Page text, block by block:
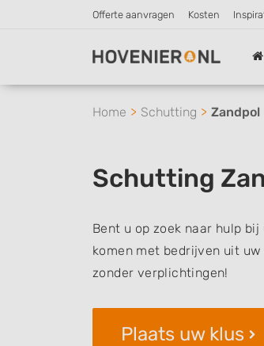
Offerte aanvragen Kosten
Home Schutting Zandpol
Schutting
Bent u op zoek naar hulp
komen met bedrijven uit
zonder verplichtingen!
Plaats uw klus